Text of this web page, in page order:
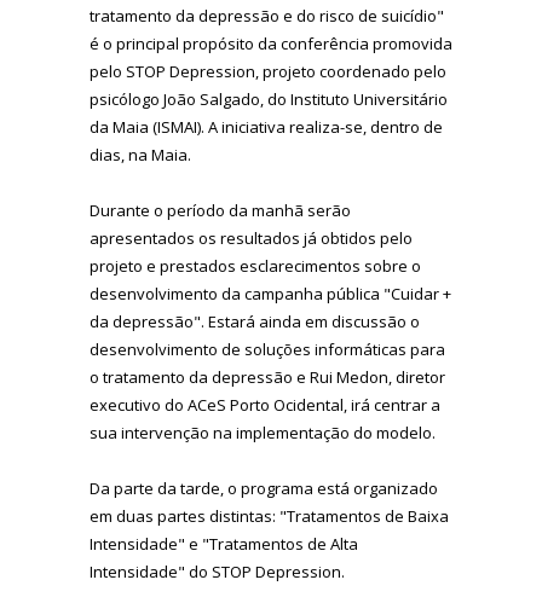
tratamento da depressão e do risco de suicídio"
é o principal propósito da conferência promovida
pelo STOP Depression, projeto coordenado pelo
psicólogo João Salgado, do Instituto Universitário
da Maia (ISMAI). A iniciativa realiza-se, dentro de
dias, na Maia.
Durante o período da manhã serão
apresentados os resultados já obtidos pelo
projeto e prestados esclarecimentos sobre o
desenvolvimento da campanha pública "Cuidar +
da depressão". Estará ainda em discussão o
desenvolvimento de soluções informáticas para
o tratamento da depressão e Rui Medon, diretor
executivo do ACeS Porto Ocidental, irá centrar a
sua intervenção na implementação do modelo.
Da parte da tarde, o programa está organizado
em duas partes distintas: "Tratamentos de Baixa
Intensidade" e "Tratamentos de Alta
Intensidade" do STOP Depression.